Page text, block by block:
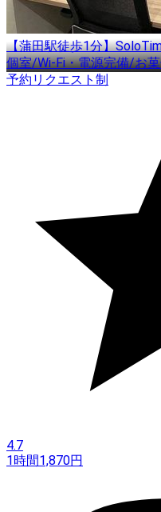
【蒲田駅徒歩1分】
個室/Wi-Fi・電源完備/お
予約リクエスト制
4.7
1時間1,870円